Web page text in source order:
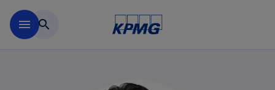
menu search